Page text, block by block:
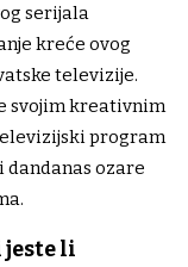
serijala
kreće ovog
televizije.
svojim kreativnim
program
dandanas ozare
jeste li